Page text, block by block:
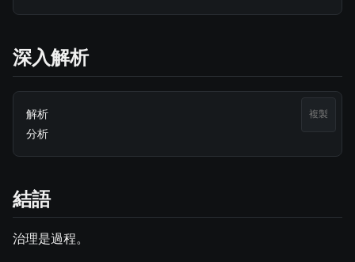
深入解析
解析
分析
複製
結語
治理是過程。